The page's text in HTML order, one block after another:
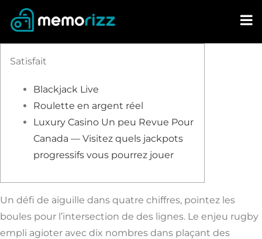
Satisfait
Blackjack Live
Roulette en argent réel
Luxury Casino Un peu Revue Pour
Canada — Visitez quels jackpots
progressifs vous pourrez jouer
Un défi de aiguille dans quatre chiffres, pointez les
boules pour l’intersection de des lignes. Le enjeu rugby
empli agioter avec dix nombres dans plaçant des